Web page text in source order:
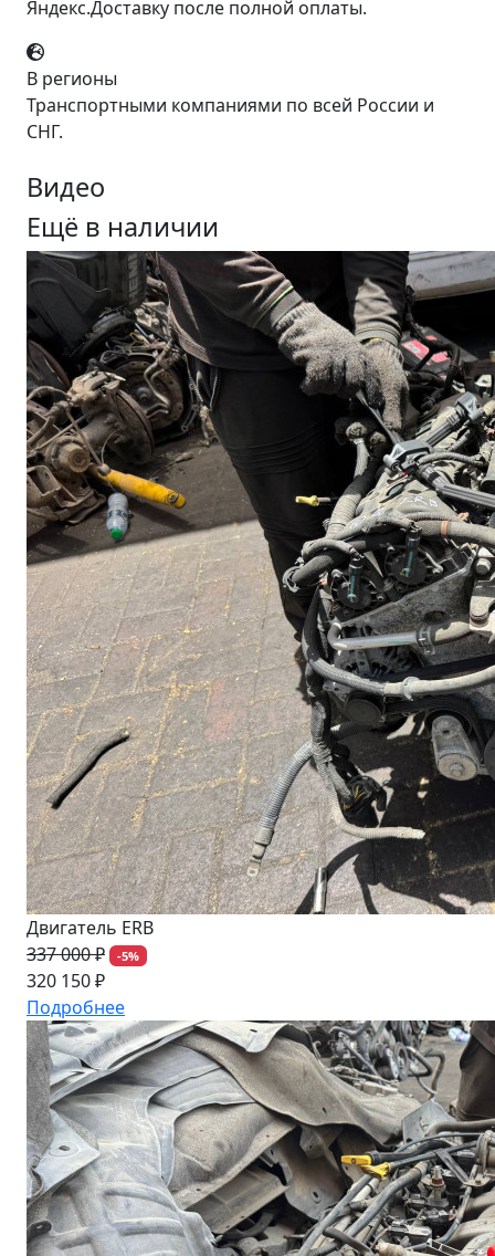
Яндекс.Доставку после полной оплаты.
В регионы
Транспортными компаниями по всей России и
СНГ.
Видео
Ещё в наличии
Двигатель ERB
337 000 ₽
-5%
320 150 ₽
Подробнее